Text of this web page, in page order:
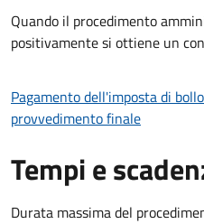
Quando il procedimento
positivamente si ottiene un
Pagamento dell'imposta di
provvedimento finale
Tempi e
Durata massima del